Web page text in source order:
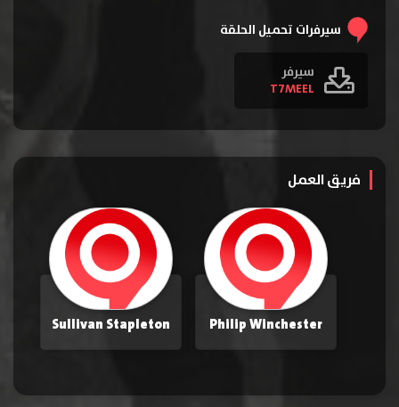
سيرفرات تحميل الحلقة
سيرفر
T7MEEL
فريق العمل
Philip Winchester
Sullivan Stapleton